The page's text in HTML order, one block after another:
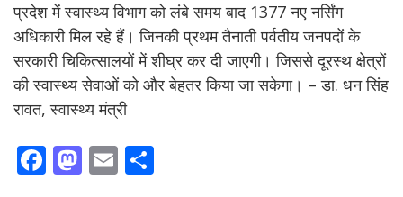
प्रदेश में स्वास्थ्य विभाग को लंबे समय बाद 1377 नए नर्सिंग
अधिकारी मिल रहे हैं। जिनकी प्रथम तैनाती पर्वतीय जनपदों के
सरकारी चिकित्सालयों में शीघ्र कर दी जाएगी। जिससे दूरस्थ क्षेत्रों
की स्वास्थ्य सेवाओं को और बेहतर किया जा सकेगा। – डा. धन सिंह
रावत, स्वास्थ्य मंत्री
F M E